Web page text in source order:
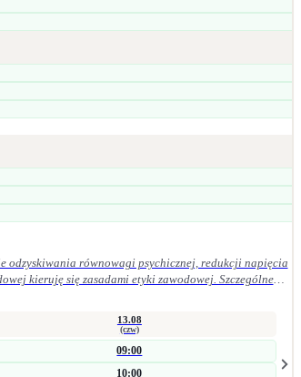
odzyskiwania równowagi psychicznej, redukcji napięcia
13.08
(czw)
09:00
10:00